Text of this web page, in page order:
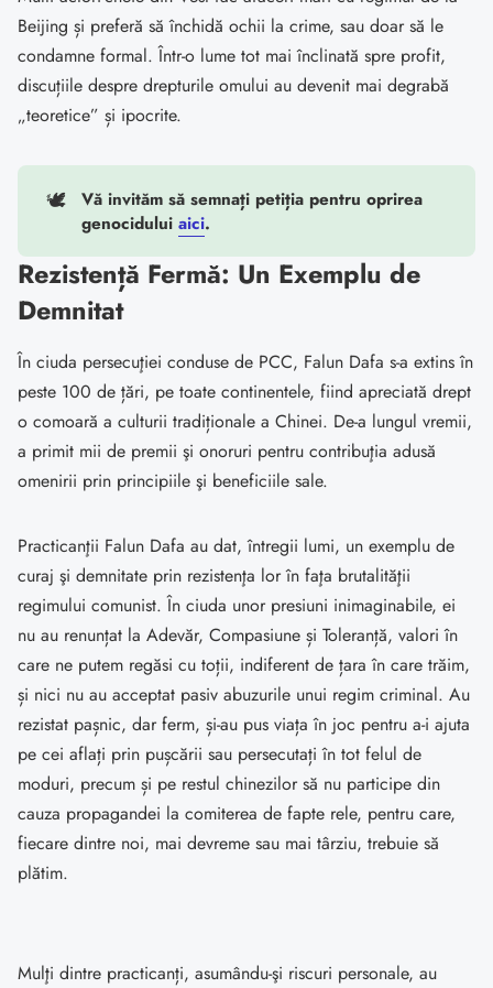
Beijing și preferă să închidă ochii la crime, sau doar să le
condamne formal. Într-o lume tot mai înclinată spre profit,
discuțiile despre drepturile omului au devenit mai degrabă
„teoretice” și ipocrite.
🕊️
Vă invităm să semnați petiția pentru oprirea
genociduluiaici.
Rezistență Fermă: Un Exemplu de
Demnitat
În ciuda persecuţiei conduse de PCC, Falun Dafa s-a extins în
peste 100 de țări, pe toate continentele, fiind apreciată drept
o comoară a culturii tradiționale a Chinei. De-a lungul vremii,
a primit mii de premii şi onoruri pentru contribuţia adusă
omenirii prin principiile şi beneficiile sale.
Practicanţii Falun Dafa au dat, întregii lumi, un exemplu de
curaj şi demnitate prin rezistenţa lor în faţa brutalităţii
regimului comunist. În ciuda unor presiuni inimaginabile, ei
nu au renunțat la Adevăr, Compasiune și Toleranță, valori în
care ne putem regăsi cu toții, indiferent de țara în care trăim,
și nici nu au acceptat pasiv abuzurile unui regim criminal. Au
rezistat pașnic, dar ferm, și-au pus viața în joc pentru a-i ajuta
pe cei aflați prin pușcării sau persecutați în tot felul de
moduri, precum și pe restul chinezilor să nu participe din
cauza propagandei la comiterea de fapte rele, pentru care,
fiecare dintre noi, mai devreme sau mai târziu, trebuie să
plătim.
Mulţi dintre practicanți, asumându-şi riscuri personale, au